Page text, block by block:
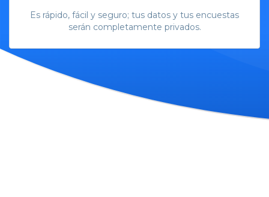
Es rápido, fácil y seguro; tus datos y tus encuestas
serán completamente privados.